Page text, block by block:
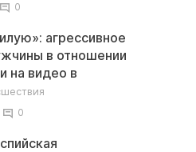
0
агрессивное
в отношении
на видео в
0